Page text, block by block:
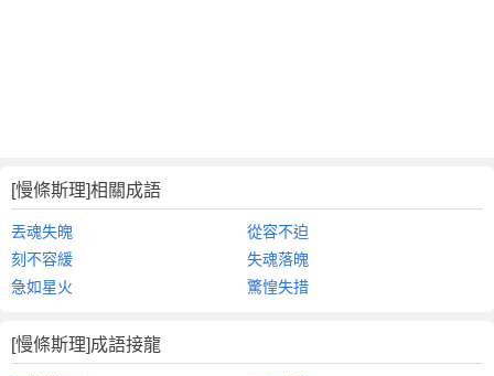
[慢條斯理]相關成語
丟魂失魄
從容不迫
刻不容緩
失魂落魄
急如星火
驚惶失措
[慢條斯理]成語接龍